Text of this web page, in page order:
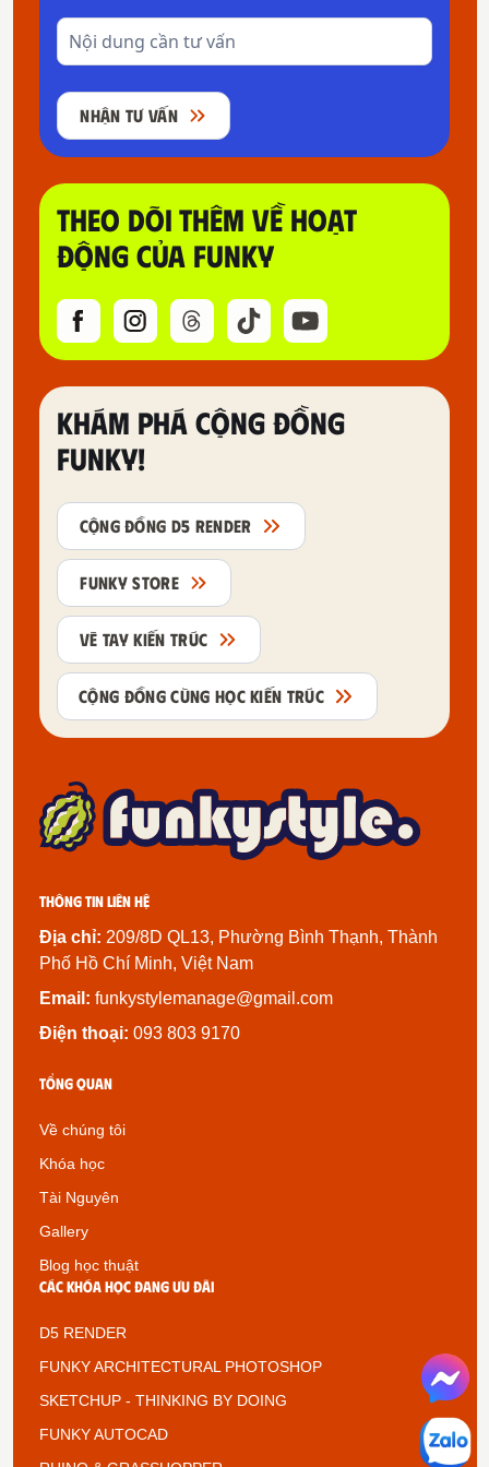
NHẬN TƯ VẤN
THEO DÕI THÊM VỀ HOẠT
ĐỘNG CỦA FUNKY
KHÁM PHÁ CỘNG ĐỒNG
FUNKY!
CỘNG ĐỒNG D5 RENDER
FUNKY STORE
VẼ TAY KIẾN TRÚC
CỘNG ĐỒNG CÙNG HỌC KIẾN TRÚC
Thông tin liên hệ
Địa chỉ: 209/8D QL13, Phường Bình Thạnh, Thành
Phố Hồ Chí Minh, Việt Nam
Email: funkystylemanage@gmail.com
Điện thoại: 093 803 9170
Tổng quan
Về chúng tôi
Khóa học
Tài Nguyên
Gallery
Blog học thuật
Các khóa học đang ưu đãi
D5 RENDER
FUNKY ARCHITECTURAL PHOTOSHOP
SKETCHUP - THINKING BY DOING
FUNKY AUTOCAD